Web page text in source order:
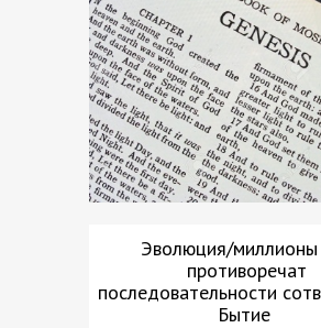
Эволюция/миллионы
противоречат
последовательности
Бытие